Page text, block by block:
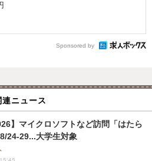
Sponsored by
連ニュース
】マイクロソフトなど訪問「はたら
24-29...大学生対象